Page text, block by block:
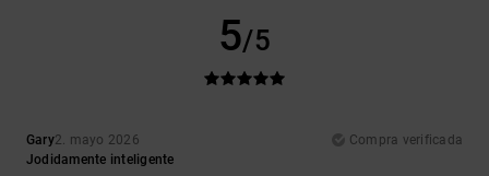
5/5
Gary2. mayo 2026
Compra verificada
Jodidamente inteligente